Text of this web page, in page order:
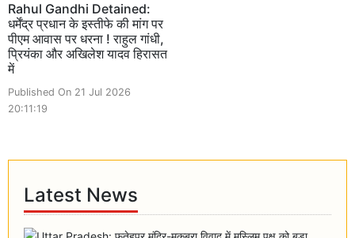
Rahul Gandhi Detained:
धर्मेंद्र प्रधान के इस्तीफे की मांग पर
पीएम आवास पर धरना ! राहुल गांधी,
प्रियंका और अखिलेश यादव हिरासत
में
Published On 21 Jul 2026
20:11:19
Latest News